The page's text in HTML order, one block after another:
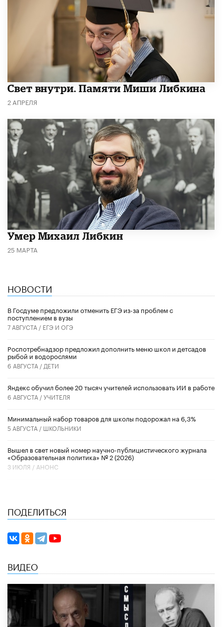
​Свет внутри. Памяти Миши Либкина
2 АПРЕЛЯ
​Умер Михаил Либкин
25 МАРТА
НОВОСТИ
В Госдуме предложили отменить ЕГЭ из-за проблем с
поступлением в вузы
7 АВГУСТА / ЕГЭ И ОГЭ
Роспотребнадзор предложил дополнить меню школ и детсадов
рыбой и водорослями
6 АВГУСТА / ДЕТИ
​Яндекс обучил более 20 тысяч учителей использовать ИИ в работе
6 АВГУСТА /УЧИТЕЛЯ
Минимальный набор товаров для школы подорожал на 6,3%
5 АВГУСТА / ШКОЛЬНИКИ
Вышел в свет новый номер научно-публицистического журнала
«Образовательная политика» № 2 (2026)
3 ИЮЛЯ / АНОНС
ПОДЕЛИТЬСЯ
ВИДЕО